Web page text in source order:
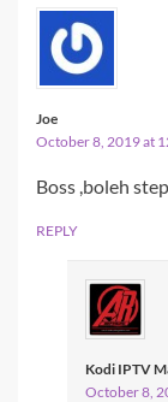
Joe
October 8, 2019 at
Boss ,boleh
REPLY
Kodi IPTV
October 8,